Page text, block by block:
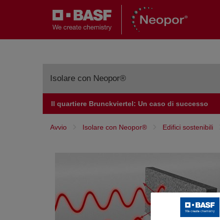
Isolare con Neopor®
Conducibilità Termica
Il quartiere Brunckviertel: Un caso di successo
Avvio Isolare con Neopor® Edifici sostenibili